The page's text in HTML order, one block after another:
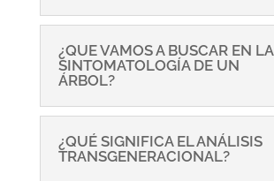
¿QUE VAMOS A BUSCAR EN LA
SINTOMATOLOGÍA DE UN
ÁRBOL?
¿QUÉ SIGNIFICA EL ANÁLISIS
TRANSGENERACIONAL?